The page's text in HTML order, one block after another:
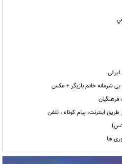
شرمانه خانم بازیگر + عکس
اینترنت، پیام کوتاه ، تلفن
ها